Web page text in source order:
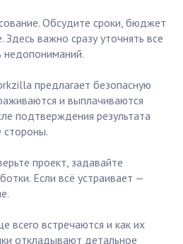
Обсудите сроки, бюджет
важно сразу уточнять все
недопониманий.
предлагает безопасную
и выплачиваются
подтверждения результата
проект, задавайте
Если всё устраивает —
всего встречаются и как их
откладывают детальное